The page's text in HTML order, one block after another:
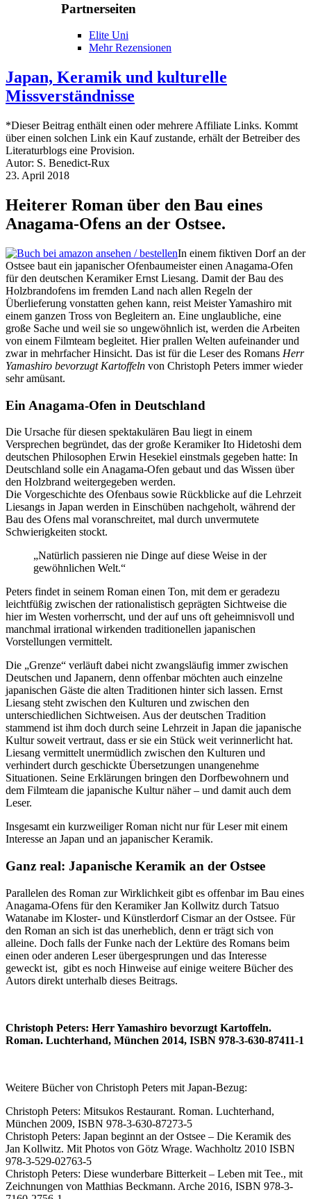
Partnerseiten
Elite Uni
Mehr Rezensionen
Japan, Keramik und kulturelle
Missverständnisse
*Dieser Beitrag enthält einen oder mehrere Affiliate Links. Kommt
über einen solchen Link ein Kauf zustande, erhält der Betreiber des
Literaturblogs eine Provision.
Autor: S. Benedict-Rux
23. April 2018
Heiterer Roman über den Bau eines
Anagama-Ofens an der Ostsee.
In einem fiktiven Dorf an der
Ostsee baut ein japanischer Ofenbaumeister einen Anagama-Ofen
für den deutschen Keramiker Ernst Liesang. Damit der Bau des
Holzbrandofens im fremden Land nach allen Regeln der
Überlieferung vonstatten gehen kann, reist Meister Yamashiro mit
einem ganzen Tross von Begleitern an. Eine unglaubliche, eine
große Sache und weil sie so ungewöhnlich ist, werden die Arbeiten
von einem Filmteam begleitet. Hier prallen Welten aufeinander und
zwar in mehrfacher Hinsicht. Das ist für die Leser des Romans Herr
Yamashiro bevorzugt Kartoffeln von Christoph Peters immer wieder
sehr amüsant.
Ein Anagama-Ofen in Deutschland
Die Ursache für diesen spektakulären Bau liegt in einem
Versprechen begründet, das der große Keramiker Ito Hidetoshi dem
deutschen Philosophen Erwin Hesekiel einstmals gegeben hatte: In
Deutschland solle ein Anagama-Ofen gebaut und das Wissen über
den Holzbrand weitergegeben werden.
Die Vorgeschichte des Ofenbaus sowie Rückblicke auf die Lehrzeit
Liesangs in Japan werden in Einschüben nachgeholt, während der
Bau des Ofens mal voranschreitet, mal durch unvermutete
Schwierigkeiten stockt.
„Natürlich passieren nie Dinge auf diese Weise in der
gewöhnlichen Welt.“
Peters findet in seinem Roman einen Ton, mit dem er geradezu
leichtfüßig zwischen der rationalistisch geprägten Sichtweise die
hier im Westen vorherrscht, und der auf uns oft geheimnisvoll und
manchmal irrational wirkenden traditionellen japanischen
Vorstellungen vermittelt.
Die „Grenze“ verläuft dabei nicht zwangsläufig immer zwischen
Deutschen und Japanern, denn offenbar möchten auch einzelne
japanischen Gäste die alten Traditionen hinter sich lassen. Ernst
Liesang steht zwischen den Kulturen und zwischen den
unterschiedlichen Sichtweisen. Aus der deutschen Tradition
stammend ist ihm doch durch seine Lehrzeit in Japan die japanische
Kultur soweit vertraut, dass er sie ein Stück weit verinnerlicht hat.
Liesang vermittelt unermüdlich zwischen den Kulturen und
verhindert durch geschickte Übersetzungen unangenehme
Situationen. Seine Erklärungen bringen den Dorfbewohnern und
dem Filmteam die japanische Kultur näher – und damit auch dem
Leser.
Insgesamt ein kurzweiliger Roman nicht nur für Leser mit einem
Interesse an Japan und an japanischer Keramik.
Ganz real: Japanische Keramik an der Ostsee
Parallelen des Roman zur Wirklichkeit gibt es offenbar im Bau eines
Anagama-Ofens für den Keramiker Jan Kollwitz durch Tatsuo
Watanabe im Kloster- und Künstlerdorf Cismar an der Ostsee. Für
den Roman an sich ist das unerheblich, denn er trägt sich von
alleine. Doch falls der Funke nach der Lektüre des Romans beim
einen oder anderen Leser übergesprungen und das Interesse
geweckt ist, gibt es noch Hinweise auf einige weitere Bücher des
Autors direkt unterhalb dieses Beitrags.
Christoph Peters: Herr Yamashiro bevorzugt Kartoffeln.
Roman. Luchterhand, München 2014, ISBN 978-3-630-87411-1
Weitere Bücher von Christoph Peters mit Japan-Bezug:
Christoph Peters: Mitsukos Restaurant. Roman. Luchterhand,
München 2009, ISBN 978-3-630-87273-5
Christoph Peters: Japan beginnt an der Ostsee – Die Keramik des
Jan Kollwitz. Mit Photos von Götz Wrage. Wachholtz 2010 ISBN
978-3-529-02763-5
Christoph Peters: Diese wunderbare Bitterkeit – Leben mit Tee., mit
Zeichnungen von Matthias Beckmann. Arche 2016, ISBN 978-3-